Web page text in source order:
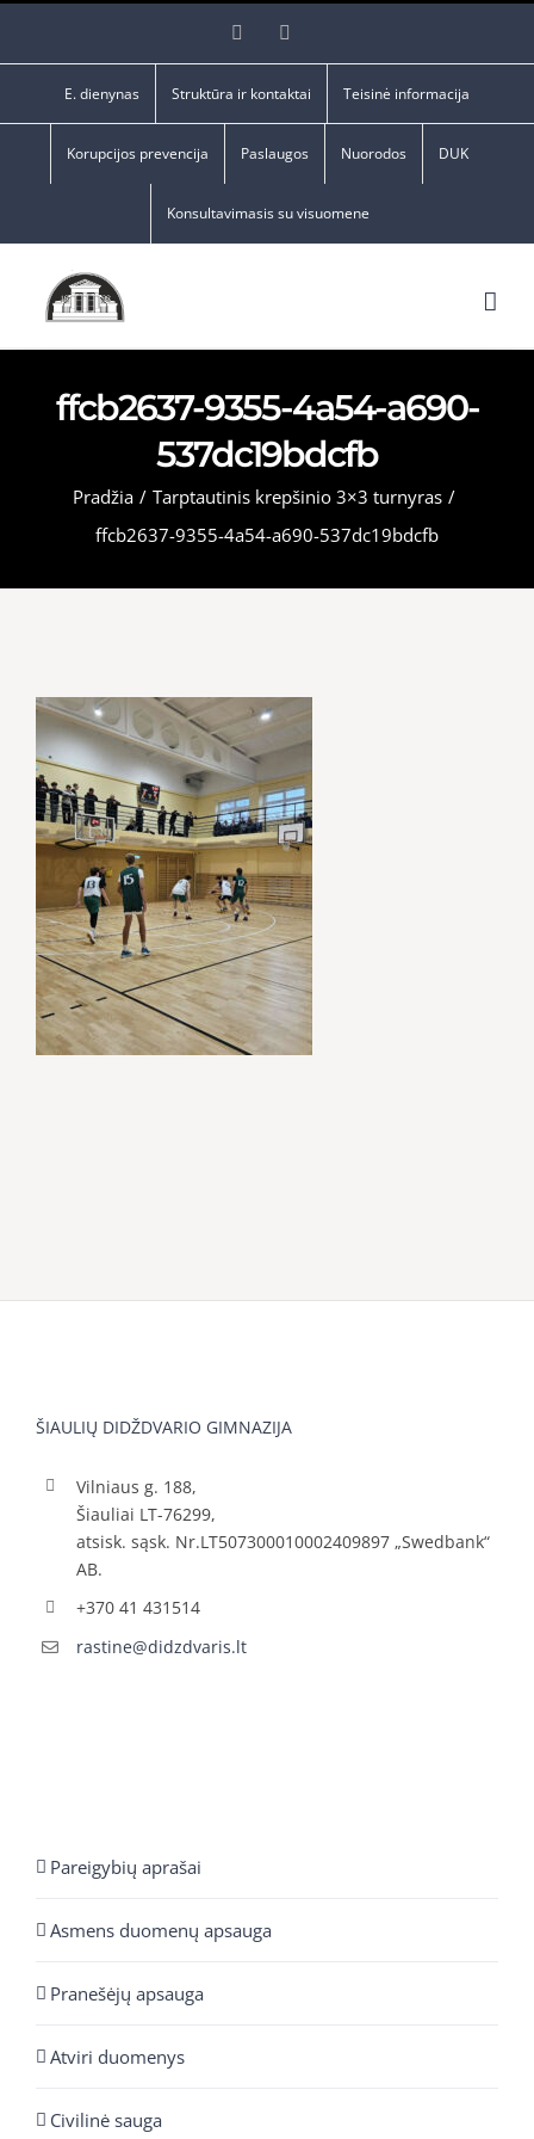
Facebook
E. dienynas Struktūra ir kontaktai Teisinė informacija
Korupcijos prevencija Paslaugos Nuorodos DUK
Konsultavimasis su visuomene
ffcb2637-9355-4a54-a690-
537dc19bdcfb
Pradžia / Tarptautinis krepšinio 3×3 turnyras /
ffcb2637-9355-4a54-a690-537dc19bdcfb
ŠIAULIŲ DIDŽDVARIO GIMNAZIJA
Vilniaus g. 188,
Šiauliai LT-76299,
atsisk. sąsk. Nr.LT507300010002409897 „Swedbank“
AB.
+370 41 431514
rastine@didzdvaris.lt
Pareigybių aprašai
Asmens duomenų apsauga
Pranešėjų apsauga
Atviri duomenys
Civilinė sauga